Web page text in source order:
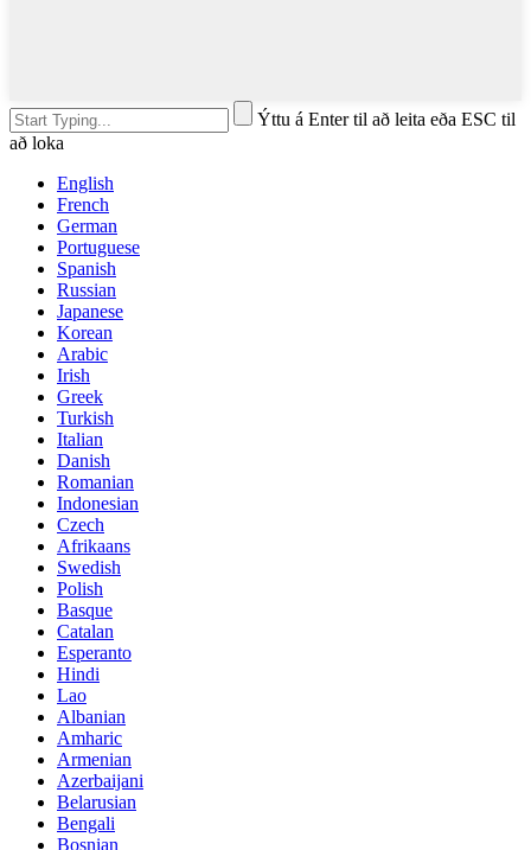
Ýttu á Enter til að leita eða ESC til
að loka
English
French
German
Portuguese
Spanish
Russian
Japanese
Korean
Arabic
Irish
Greek
Turkish
Italian
Danish
Romanian
Indonesian
Czech
Afrikaans
Swedish
Polish
Basque
Catalan
Esperanto
Hindi
Lao
Albanian
Amharic
Armenian
Azerbaijani
Belarusian
Bengali
Bosnian